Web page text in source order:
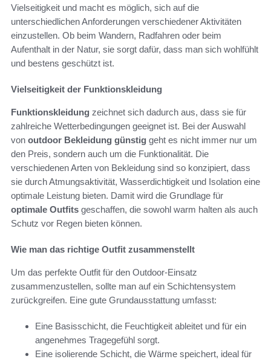
Vielseitigkeit und macht es möglich, sich auf die
unterschiedlichen Anforderungen verschiedener Aktivitäten
einzustellen. Ob beim Wandern, Radfahren oder beim
Aufenthalt in der Natur, sie sorgt dafür, dass man sich wohlfühlt
und bestens geschützt ist.
Vielseitigkeit der Funktionskleidung
Funktionskleidung zeichnet sich dadurch aus, dass sie für
zahlreiche Wetterbedingungen geeignet ist. Bei der Auswahl
von outdoor Bekleidung günstig geht es nicht immer nur um
den Preis, sondern auch um die Funktionalität. Die
verschiedenen Arten von Bekleidung sind so konzipiert, dass
sie durch Atmungsaktivität, Wasserdichtigkeit und Isolation eine
optimale Leistung bieten. Damit wird die Grundlage für
optimale Outfits geschaffen, die sowohl warm halten als auch
Schutz vor Regen bieten können.
Wie man das richtige Outfit zusammenstellt
Um das perfekte Outfit für den Outdoor-Einsatz
zusammenzustellen, sollte man auf ein Schichtensystem
zurückgreifen. Eine gute Grundausstattung umfasst:
Eine Basisschicht, die Feuchtigkeit ableitet und für ein
angenehmes Tragegefühl sorgt.
Eine isolierende Schicht, die Wärme speichert, ideal für